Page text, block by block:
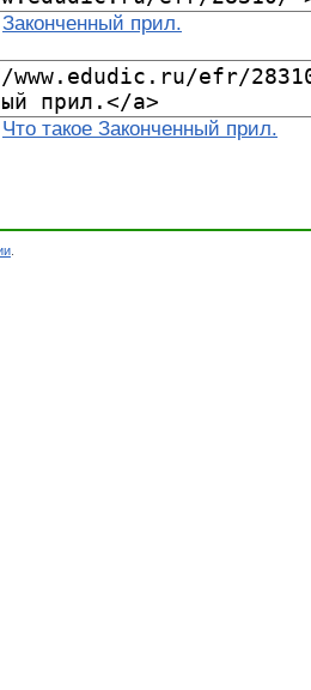
Законченный прил.
Что такое Законченный прил.